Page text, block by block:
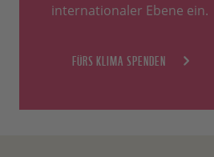
internationaler Ebene ein.
FÜRS KLIMA SPENDEN